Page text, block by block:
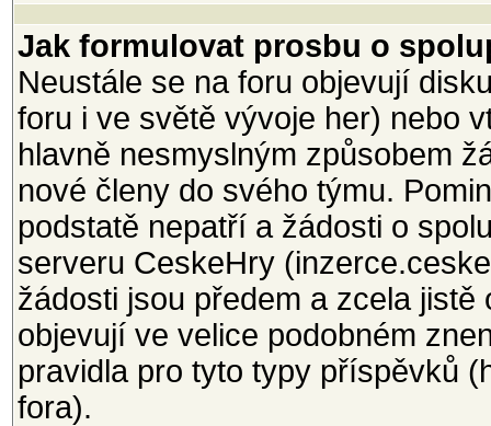
Jak formulovat prosbu o
Neustále se na foru objevují
foru i ve světě vývoje her) nebo
hlavně nesmyslným způsobem
nové členy do svého týmu.
podstatě nepatří a žádosti o
serveru CeskeHry
žádosti jsou předem a zcela
objevují ve velice podobném
pravidla pro tyto typy příspěvků
fora).